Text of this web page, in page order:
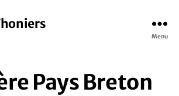
Menu
Pays Breton